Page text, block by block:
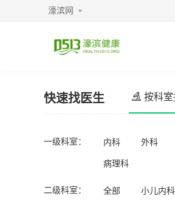
濠滨网
快速找医生 按科室
一级科室： 内科 外科
病理科
二级科室： 全部 小儿内科